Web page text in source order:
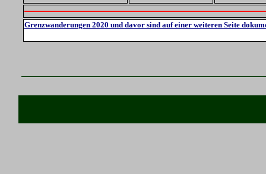
Grenzwanderungen 2020 und davor sind auf einer weiteren Seite